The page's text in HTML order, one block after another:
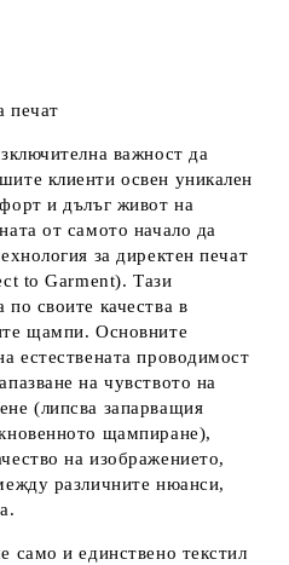
печат
важност да
клиенти освен уникален
и дълъг живот на
от самото начало да
за директен печат
to Garment). Тази
по своите качества в
щампи. Основните
естествената проводимост
на чувството на
(липсва запарващия
щампиране),
на изображението,
различните нюанси,
само и единствено текстил